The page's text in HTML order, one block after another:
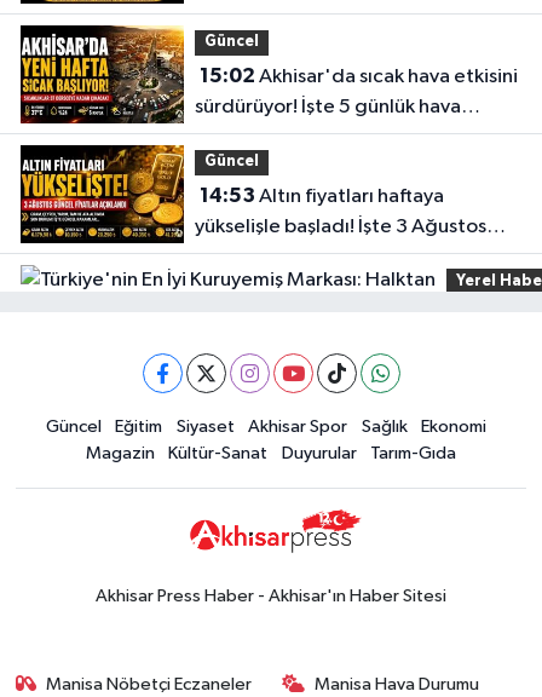
Güncel
15:02
sürdürüyor! İşte 5 günlük hava
durumu
Güncel
14:53
yükselişle başladı! İşte 3 Ağustos
güncel fiyatlar
Yerel
Markası:
15:49Erdelli Mahallesi sakinleri
Çanakkale'nin tarihini yerinde
yaşadı
Yerel Haber
19:00Kadın ve Çocuk Giyimde Yeni
Güncel Eğitim Siyaset Akhisar Spor Sağlık
Ekonomi
Magazin
Kültür-Sanat Duyurular Tarım-Gıda
Akhisar Press Haber - Akhisar'ın Haber Sitesi
Manisa Nöbetçi Eczaneler Manisa Hava Durumu